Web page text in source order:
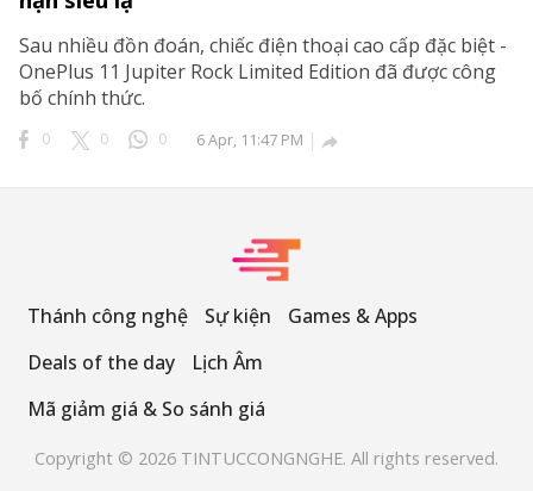
Sau nhiều đồn đoán, chiếc điện thoại cao cấp đặc biệt -
OnePlus 11 Jupiter Rock Limited Edition đã được công
bố chính thức.
0 0 0 6 Apr, 11:47 PM 
Thánh công nghệ Sự kiện
Games & Apps
Deals of the day
Lịch Âm
Mã giảm giá & So sánh giá
Copyright © 2026 TINTUCCONGNGHE. All rights reserved.